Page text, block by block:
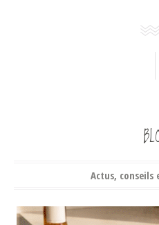
Actus, conseils